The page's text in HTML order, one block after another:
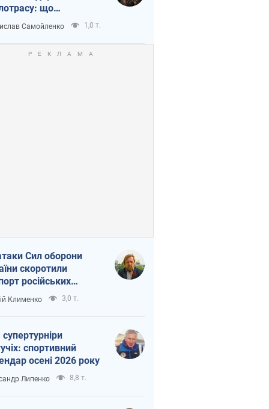
що
на Теремках
Самойленко 1,0 т.
Сил оборони
скоротили
російських
Клименко 3,0 т.
спортивний
осені 2026 року
Липенко 8,8 т.